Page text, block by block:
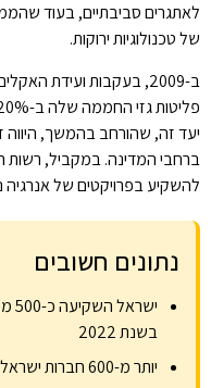
לאתגרים סביבתיים, בעוד
של טכנולוגיות ירוקות.
ב-2009, בעקבות ועידת
יעד זה, שהורחב בהמשך, היווה
ברחבי המדינה. במקביל,
להשקיע בפרויקטים של אנרגיה
נתונים חשובים
בשנת 2022
יותר מ-600 חברות ישראליות פעילות בתחום הקלינטק